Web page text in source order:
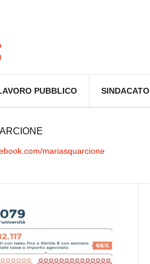
PUBBLICO SINDACATO
mariasquarcione